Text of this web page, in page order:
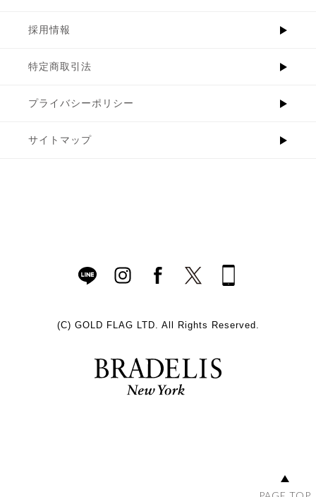
採用情報
特定商取引法
プライバシーポリシー
サイトマップ
(C) GOLD FLAG LTD. All Rights Reserved.